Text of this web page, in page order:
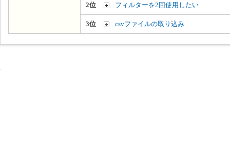
2位 フィルターを2回使用したい
3位 csvファイルの取り込み